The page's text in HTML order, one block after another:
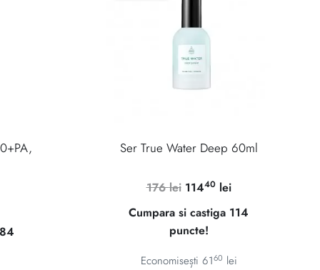
Ser True Water Deep 60ml
176lei Prețul
inițial
fost:
176 lei.
11440 leiPrețul
curent
Cumpara si castiga 114
puncte!
Economisești 6160 lei